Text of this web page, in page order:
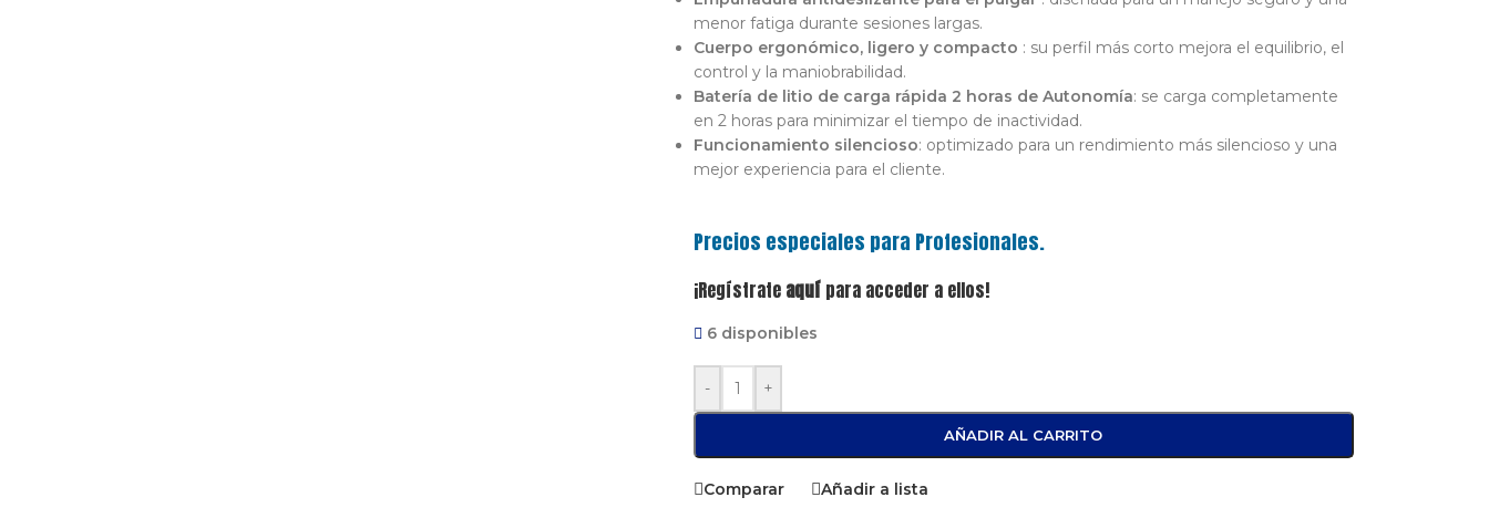
menor fatiga durante sesiones largas.
Cuerpo ergonómico, ligero y compacto : su perfil más corto mejora el equilibrio, el
control y la maniobrabilidad.
Batería de litio de carga rápida 2 horas de Autonomía: se carga completamente
en 2 horas para minimizar el tiempo de inactividad.
Funcionamiento silencioso: optimizado para un rendimiento más silencioso y una
mejor experiencia para el cliente.
Precios especiales para Profesionales.
¡Regístrate aquípara acceder a ellos!
6 disponibles
- +
AÑADIR AL CARRITO
Comparar Añadir a lista